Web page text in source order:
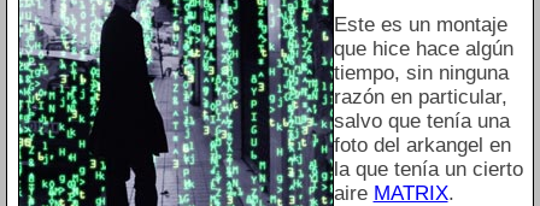
Este es un montaje
que hice hace algún
tiempo, sin ninguna
razón en particular,
salvo que tenía una
foto del arkangel en
la que tenía un cierto
aire MATRIX.